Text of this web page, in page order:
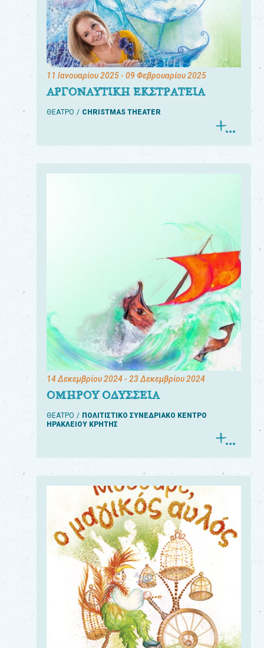
11 Ιανουαρίου 2025- 09 Φεβρουαρίου 2025
ΑΡΓΟΝΑΥΤΙΚΗ ΕΚΣΤΡΑΤΕΙΑ
ΘΕΑΤΡΟ CHRISTMAS THEATER
14 Δεκεμβρίου 2024- 23 Δεκεμβρίου 2024
ΟΜΗΡΟΥ ΟΔΥΣΣΕΙΑ
ΘΕΑΤΡΟ
ΠΟΛΙΤΙΣΤΙΚΟ ΣΥΝΕΔΡΙΑΚΟ ΚΕΝΤΡΟ
ΗΡΑΚΛΕΙΟΥ ΚΡΗΤΗΣ